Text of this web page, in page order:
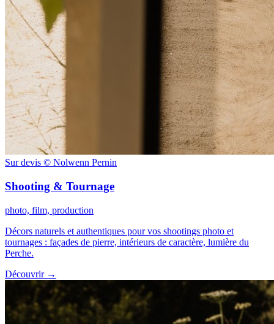
Sur devis © Nolwenn Pernin
Shooting & Tournage
photo, film, production
Décors naturels et authentiques pour vos shootings photo et
tournages : façades de pierre, intérieurs de caractère, lumière du
Perche.
Découvrir →